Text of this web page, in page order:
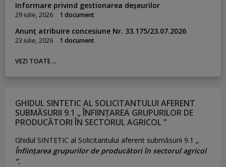
Informare privind gestionarea deșeurilor
29 iulie, 2026 1 document
Anunț atribuire concesiune Nr. 33.175/23.07.2026
23 iulie, 2026 1 document
VEZI TOATE ...
GHIDUL SINTETIC AL SOLICITANTULUI AFERENT
SUBMĂSURII 9.1 „ ÎNFIINȚAREA GRUPURILOR DE
PRODUCĂTORI ÎN SECTORUL AGRICOL ”
Ghidul SINTETIC al Solicitantului aferent submăsurii 9.1 „
Înființarea grupurilor de producători în sectorul agricol
”.